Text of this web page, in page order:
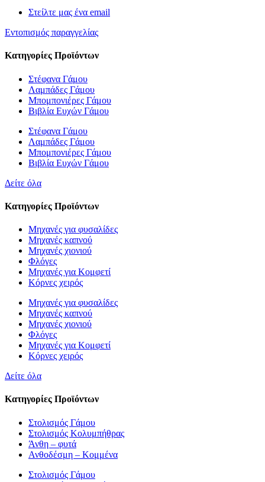
Στείλτε μας ένα email
Εντοπισμός παραγγελίας
Κατηγορίες Προϊόντων
Στέφανα Γάμου
Λαμπάδες Γάμου
Μπομπονιέρες Γάμου
Βιβλία Ευχών Γάμου
Στέφανα Γάμου
Λαμπάδες Γάμου
Μπομπονιέρες Γάμου
Βιβλία Ευχών Γάμου
Δείτε όλα
Κατηγορίες Προϊόντων
Μηχανές για φυσαλίδες
Μηχανές καπνού
Μηχανές χιονιού
Φλόγες
Μηχανές για Κομφετί
Κόρνες χειρός
Μηχανές για φυσαλίδες
Μηχανές καπνού
Μηχανές χιονιού
Φλόγες
Μηχανές για Κομφετί
Κόρνες χειρός
Δείτε όλα
Κατηγορίες Προϊόντων
Στολισμός Γάμου
Στολισμός Κολυμπήθρας
Άνθη – φυτά
Ανθοδέσμη – Κομμένα
Στολισμός Γάμου